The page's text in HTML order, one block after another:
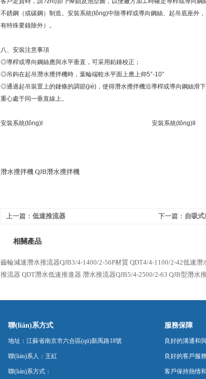
不銹鋼（或碳鋼）制造。安裝系統(tǒng)中除導桿或導向鋼絲、起吊底座外
有特殊要錄除外）。
八、安裝注意事項
◎導桿或導向鋼絲應與水平垂直，可采用鉛錘校正；
◎吊鉤在起吊潛水攪拌機時，葉輪端較水平面上應上仰5°-10°
◎通過起吊裝置上的鏈條的調節(jié)，使得潛水攪拌機沿導桿或導向鋼絲滑下過
重心處于同一垂直線上。
安裝系統(tǒng)I 安裝系統(tǒng)II
潛水攪拌機 QJB潛水攪拌機
上一篇： 低速推流器 下一篇： 自吸
相關產品
齒輪減速潛水推流器QJB3/4-1400/2-56P材質 QDT4/4-1100/2-42低速潛
推流器 QDT潛水低速推進器 潛水推流器QJB5/4-2500/2-63 QJB型潛水
聯(lián)系方式
地址：江蘇省南京市六合區(qū)新禹路18號
聯(lián)系人：王紅
聯(lián)系方式：
服務保障
良好的溝通和
良好的客戶服務
客戶保持熱情和